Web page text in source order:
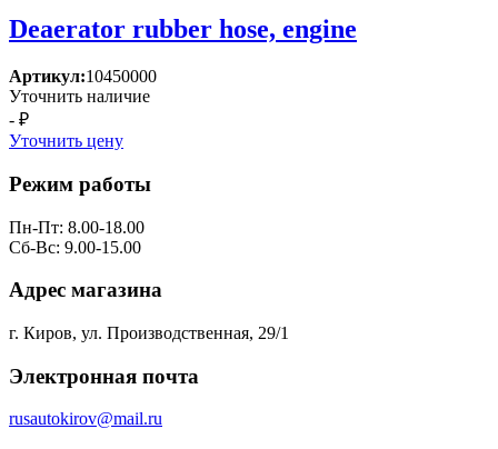
Deaerator rubber hose, engine
Артикул:10450000
Уточнить наличие
- ₽
Уточнить цену
Режим работы
Пн-Пт: 8.00-18.00
Сб-Вс: 9.00-15.00
Адрес магазина
г. Киров, ул. Производственная, 29/1
Электронная почта
rusautokirov@mail.ru